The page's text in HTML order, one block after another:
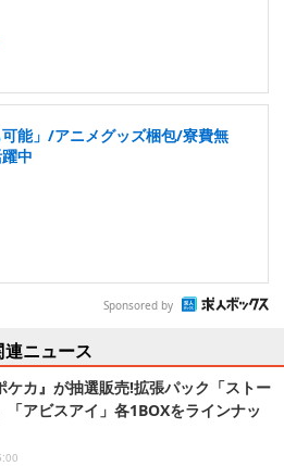
可能」/アニメグッズ梱包/寮費無
中
Sponsored by
連ニュース
ケカ』が抽選販売!拡張パック「ストー
「アビスアイ」各1BOXをラインナッ